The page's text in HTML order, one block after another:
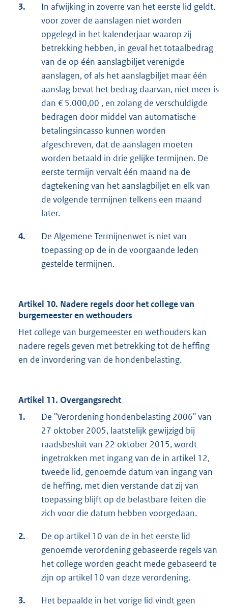
3.
In afwijking in zoverre van het eerste lid geldt,
voor zover de aanslagen niet worden
opgelegd in het kalenderjaar waarop zij
betrekking hebben, in geval het totaalbedrag
van de op één aanslagbiljet verenigde
aanslagen, of als het aanslagbiljet maar één
aanslag bevat het bedrag daarvan, niet meer is
dan € 5.000,00 , en zolang de verschuldigde
bedragen door middel van automatische
betalingsincasso kunnen worden
afgeschreven, dat de aanslagen moeten
worden betaald in drie gelijke termijnen. De
eerste termijn vervalt één maand na de
dagtekening van het aanslagbiljet en elk van
de volgende termijnen telkens een maand
later.
4.
De Algemene Termijnenwet is niet van
toepassing op de in de voorgaande leden
gestelde termijnen.
Artikel 10. Nadere regels door het college van
burgemeester en wethouders
Het college van burgemeester en wethouders kan
nadere regels geven met betrekking tot de heffing
en de invordering van de hondenbelasting.
Artikel 11. Overgangsrecht
1.
De "Verordening hondenbelasting 2006" van
27 oktober 2005, laatstelijk gewijzigd bij
raadsbesluit van 22 oktober 2015, wordt
ingetrokken met ingang van de in artikel 12,
tweede lid, genoemde datum van ingang van
de heffing, met dien verstande dat zij van
toepassing blijft op de belastbare feiten die
zich voor die datum hebben voorgedaan.
2.
De op artikel 10 van de in het eerste lid
genoemde verordening gebaseerde regels van
het college worden geacht mede gebaseerd te
zijn op artikel 10 van deze verordening.
3.
Het bepaalde in het vorige lid vindt geen